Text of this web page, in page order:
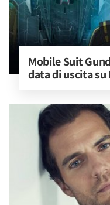
Mobile Suit
data di uscita